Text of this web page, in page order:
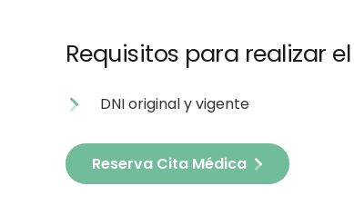
Requisitos para realizar
DNI original y vigente
Reserva Cita Médica